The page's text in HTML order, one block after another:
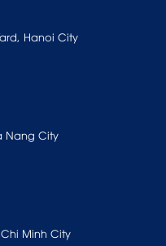
Hanoi City
Nang City
Minh City